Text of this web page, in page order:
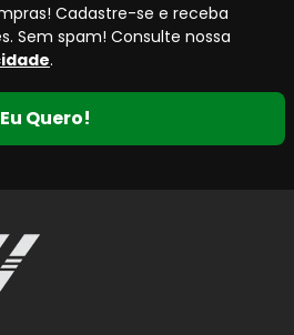
Cadastre-se e receba
Sem spam! Consulte nossa
.
Eu Quero!